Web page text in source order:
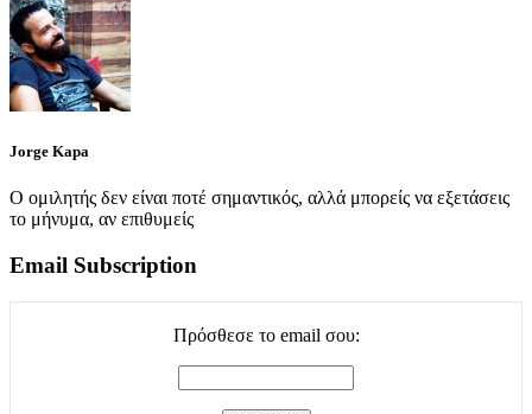
Jorge Kapa
Ο ομιλητής δεν είναι ποτέ σημαντικός, αλλά μπορείς να εξετάσεις
το μήνυμα, αν επιθυμείς
Email Subscription
Πρόσθεσε το email σου: